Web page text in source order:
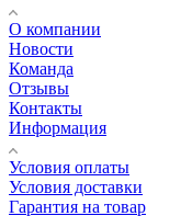
О компании
Новости
Команда
Отзывы
Контакты
Информация
Условия оплаты
Условия доставки
Гарантия на товар